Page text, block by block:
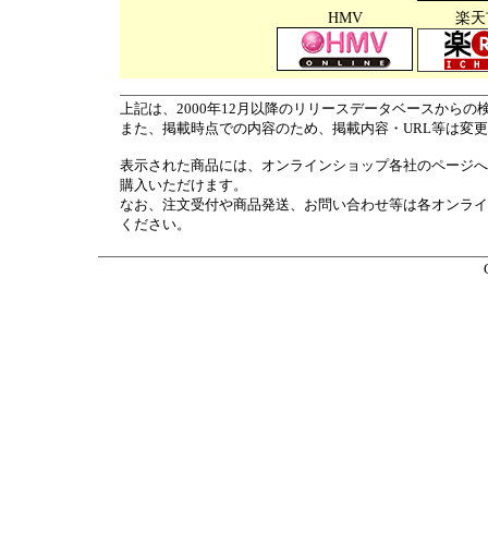
HMV 楽
上記は、2000年12月以降のリリースデータベースからの
また、掲載時点での内容のため、掲載内容・URL等は変
表示された商品には、オンラインショップ各社のページ
購入いただけます。
なお、注文受付や商品発送、お問い合わせ等は各オンラ
ください。